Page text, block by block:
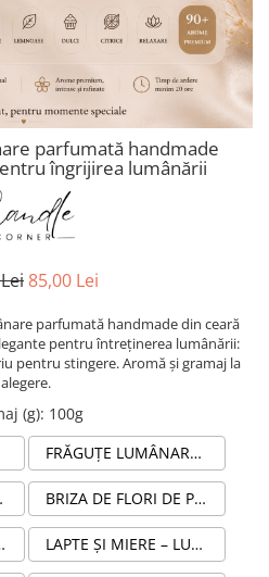
parfumată handmade
îngrijirea lumânării
85,00 Lei
parfumată handmade din ceară
pentru întreținerea lumânării:
pentru stingere. Aromă și gramaj la
alegere.
(g): 100g
FRĂGUȚE LUMÂNARE PARFUMATĂ DIN CEARĂ NATURALĂ DE SOIA ÎN RECIPIENT STICLĂ AMBRĂ
STICLĂ AMBRĂ BRIZA DE FLORI DE PRIMĂVARĂ LUMÂNARE PARFUMATĂ DIN CEARĂ NATURALĂ DE SOIA ÎN RECIPIENT STICLĂ AMBRĂ
HANDMADE DIN SOIA LAPTE ȘI MIERE – LUMÂNARE PARFUMATĂ HANDMADE DIN SOIA 100G ÎN RECIPIENT STICLĂ AMBRA